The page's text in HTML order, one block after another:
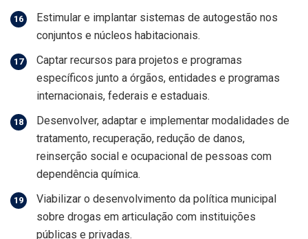
Estimular e implantar sistemas de autogestão nos
conjuntos e núcleos habitacionais.
Captar recursos para projetos e programas
específicos junto a órgãos, entidades e programas
internacionais, federais e estaduais.
Desenvolver, adaptar e implementar modalidades de
tratamento, recuperação, redução de danos,
reinserção social e ocupacional de pessoas com
dependência química.
Viabilizar o desenvolvimento da política municipal
sobre drogas em articulação com instituições
públicas e privadas.